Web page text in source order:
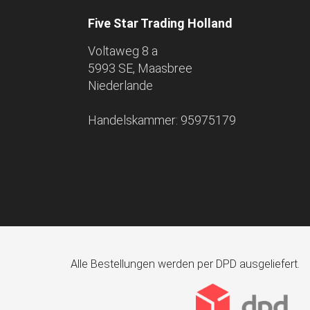
Five Star Trading Holland
Voltaweg 8 a
5993 SE, Maasbree
Niederlande
Handelskammer: 95975179
Alle Bestellungen werden per DPD ausgeliefert.